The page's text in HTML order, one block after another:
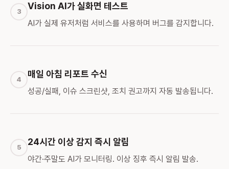
3
Vision AI가 실화면 테스트
AI가 실제 유저처럼 서비스를 사용하며 버그를 감지합니다.
4
매일 아침 리포트 수신
성공/실패, 이슈 스크린샷, 조치 권고까지 자동 발송됩니다.
5
24시간 이상 감지 즉시 알림
야간·주말도 AI가 모니터링. 이상 징후 즉시 알림 발송.